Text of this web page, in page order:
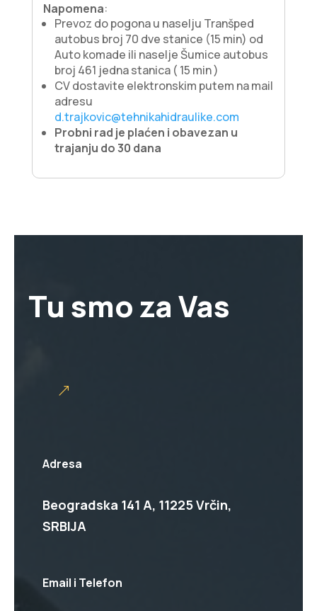
Napomena:
Prevoz do pogona u naselju Tranšped
autobus broj 70 dve stanice (15 min) od
Auto komade ili naselje Šumice autobus
broj 461 jedna stanica ( 15 min )
CV dostavite elektronskim putem na mail
adresu
d.trajkovic@tehnikahidraulike.com
Probni rad je plaćen i obavezan u
trajanju do 30 dana
Tu smo za Vas
Adresa
Beogradska 141 A, 11225 Vrčin,
SRBIJA
Email i Telefon